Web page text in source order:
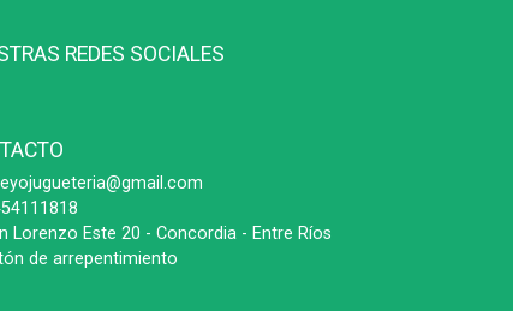
REDES SOCIALES
Lorenzo Este 20 - Concordia - Entre Ríos
de arrepentimiento